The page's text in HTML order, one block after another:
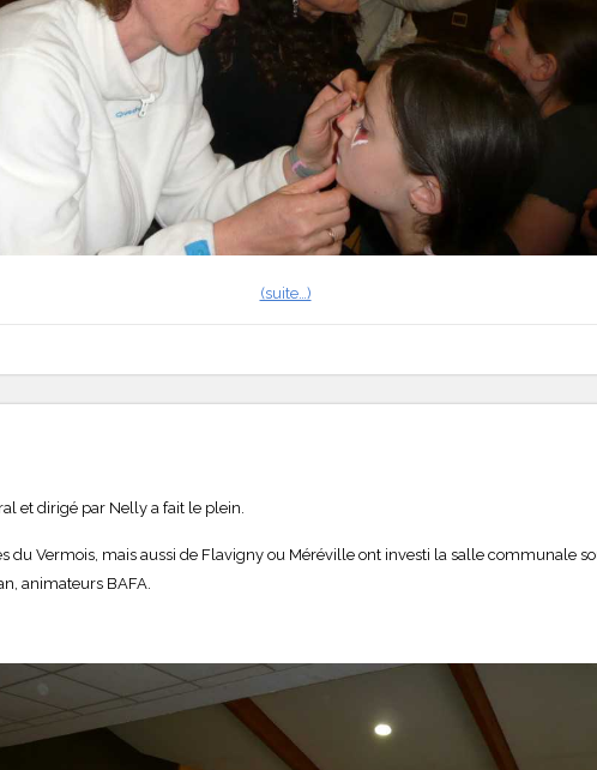
(suite…)
et dirigé par Nelly a fait le plein.
du Vermois, mais aussi de Flavigny ou Méréville ont investi la salle communale
animateurs BAFA.